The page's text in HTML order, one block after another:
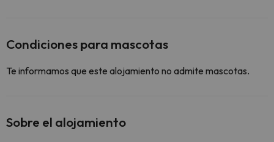
Condiciones para mascotas
Te informamos que este alojamiento no admite mascotas.
Sobre el alojamiento